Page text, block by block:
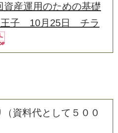
資産運用のための基礎
王子 10月25日 チラ
（資料代として５００